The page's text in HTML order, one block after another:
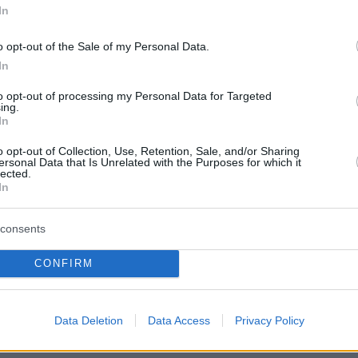
opt-out of the Sale of my Personal Data.
opt-out of processing my Personal Data for Targeted
opt-out of Collection, Use, Retention, Sale, and/or Sharing
Data that Is Unrelated with the Purposes for which it
CONFIRM
Data Deletion Data Access Privacy Policy
σκηνικό με το βλέμμα να κοιτάει
τους φοίνικες, που πρώτη φορά
φωτισμό, αναδεικνύονται στην πλήρη
και με τονΕθνικό Κήπο, ακριβώς δίπλα, να
αέρα που φυσά να μεταφέρει αρώματα
πιο ωραία χρονοκάψουλα που σου θυμίζει